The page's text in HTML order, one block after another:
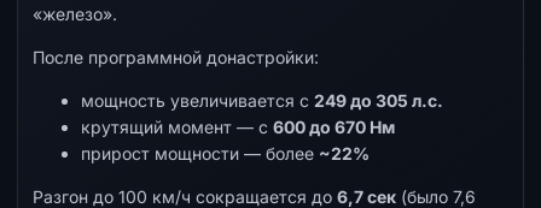
«железо».
После программной донастройки:
мощность увеличивается с 249 до 305 л.с.
крутящий момент — с 600 до 670 Нм
прирост мощности — более ~22%
Разгон до 100 км/ч сокращается до 6,7 сек (было 7,6